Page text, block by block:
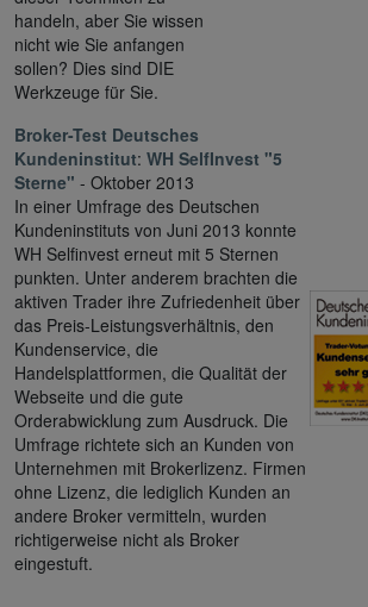
handeln, aber Sie wissen
nicht wie Sie anfangen
sollen? Dies sind DIE
Werkzeuge für Sie.
Broker-Test Deutsches
Kundeninstitut: WH SelfInvest "5
Sterne" - Oktober 2013
In einer Umfrage des Deutschen
Kundeninstituts von Juni 2013 konnte
WH Selfinvest erneut mit 5 Sternen
punkten. Unter anderem brachten die
aktiven Trader ihre Zufriedenheit über
das Preis-Leistungsverhältnis, den
Kundenservice, die
Handelsplattformen, die Qualität der
Webseite und die gute
Orderabwicklung zum Ausdruck. Die
Umfrage richtete sich an Kunden von
Unternehmen mit Brokerlizenz. Firmen
ohne Lizenz, die lediglich Kunden an
andere Broker vermitteln, wurden
richtigerweise nicht als Broker
eingestuft.